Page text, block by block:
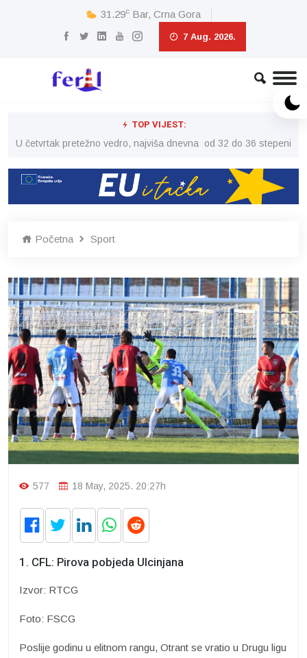
31.29c Bar, Crna Gora
7 Aug. 2026.
TOP VIJEST:
U četvrtak pretežno vedro, najviša dnevna od 32 do 36 stepeni
Početna Sport
577 18 May, 2025. 20:27h
1. CFL: Pirova pobjeda Ulcinjana
Izvor: RTCG
Foto: FSCG
Poslije godinu u elitnom rangu, Otrant se vratio u Drugu ligu